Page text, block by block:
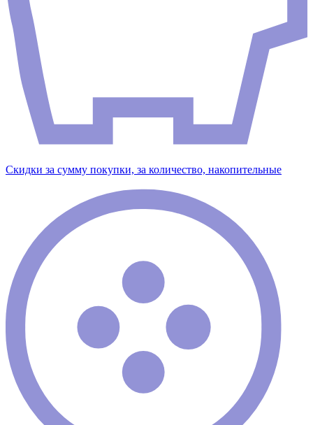
Скидки за сумму покупки, за количество, накопительные